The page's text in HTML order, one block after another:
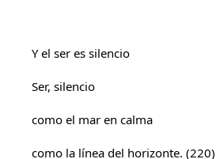
Y el ser es silencio
Ser, silencio
como el mar en calma
como la línea del horizonte. (220)